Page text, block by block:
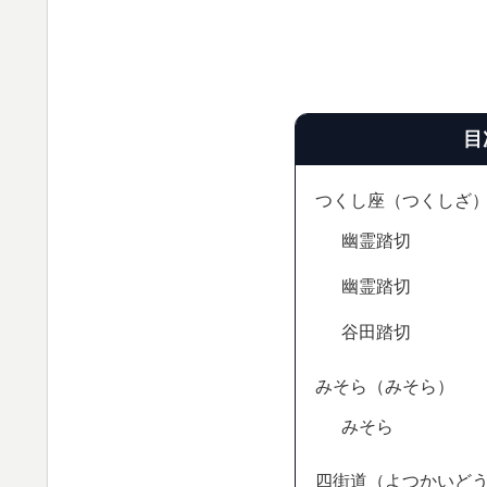
つくし座（つくしざ）
幽霊踏切
幽霊踏切
谷田踏切
みそら（みそら）
みそら
四街道（よつかいどう